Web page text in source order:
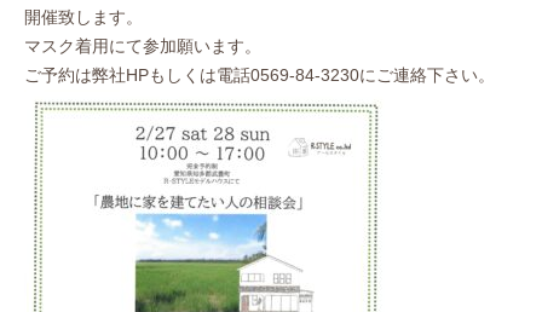
開催致します。
マスク着用にて参加願います。
ご予約は弊社HPもしくは電話0569-84-3230にご連絡下さい。